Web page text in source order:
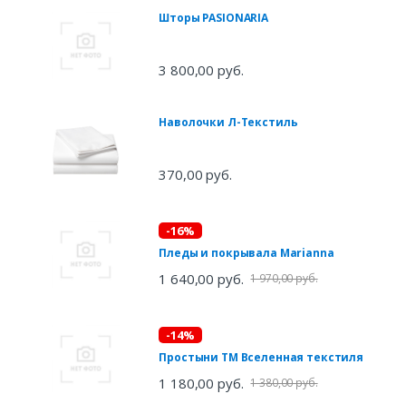
Шторы PASIONARIA
3 800,00 руб.
Наволочки Л-Текстиль
370,00 руб.
-16%
Пледы и покрывала Marianna
1 640,00 руб. 1 970,00 руб.
-14%
Простыни ТМ Вселенная текстиля
1 180,00 руб. 1 380,00 руб.